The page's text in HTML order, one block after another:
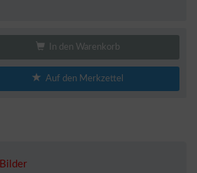
In den Warenkorb
Auf den Merkzettel